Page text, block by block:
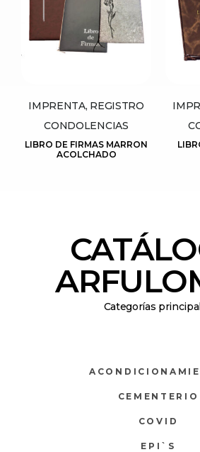
IMPRENTA, REGISTRO
CONDOLENCIAS
LIBRO DE FIRMAS MARRON
ACOLCHADO
Categorías
CEMENTERIO
COVID
EPI`S